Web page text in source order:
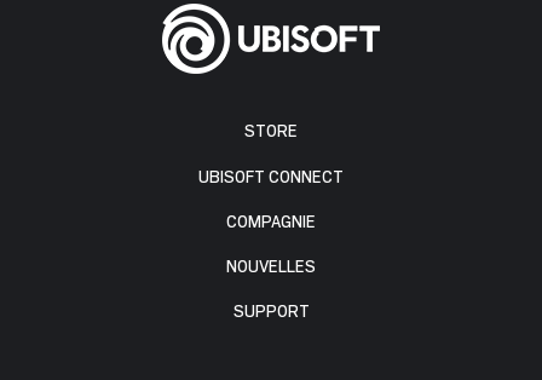
STORE
UBISOFT CONNECT
COMPAGNIE
NOUVELLES
SUPPORT